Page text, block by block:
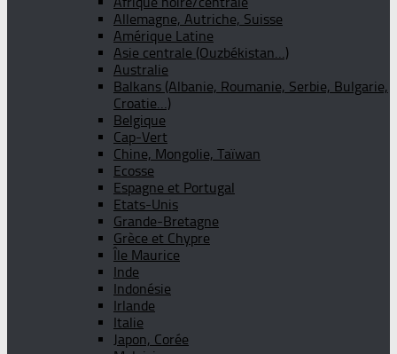
Allemagne, Autriche, Suisse
Amérique Latine
Asie centrale (Ouzbékistan…)
Australie
Balkans (Albanie, Roumanie, Serbie, Bulgarie,
Croatie…)
Belgique
Cap-Vert
Chine, Mongolie, Taïwan
Ecosse
Espagne et Portugal
Etats-Unis
Grande-Bretagne
Grèce et Chypre
Île Maurice
Inde
Indonésie
Irlande
Italie
Japon, Corée